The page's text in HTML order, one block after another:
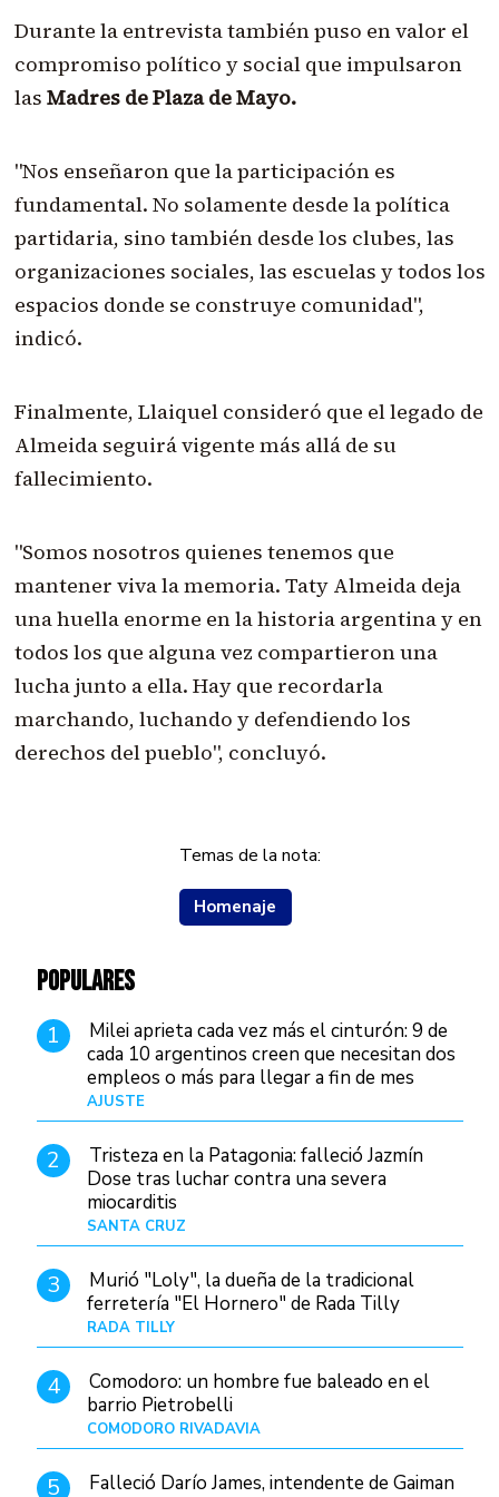
Durante la entrevista también puso en valor el
compromiso político y social que impulsaron
las Madres de Plaza de Mayo.
"Nos enseñaron que la participación es
fundamental. No solamente desde la política
partidaria, sino también desde los clubes, las
organizaciones sociales, las escuelas y todos los
espacios donde se construye comunidad",
indicó.
Finalmente, Llaiquel consideró que el legado de
Almeida seguirá vigente más allá de su
fallecimiento.
"Somos nosotros quienes tenemos que
mantener viva la memoria. Taty Almeida deja
una huella enorme en la historia argentina y en
todos los que alguna vez compartieron una
lucha junto a ella. Hay que recordarla
marchando, luchando y defendiendo los
derechos del pueblo", concluyó.
Temas de la nota:
Homenaje
POPULARES
1
Milei aprieta cada vez más el cinturón: 9 de
cada 10 argentinos creen que necesitan dos
empleos o más para llegar a fin de mes
AJUSTE
2
Tristeza en la Patagonia: falleció Jazmín
Dose tras luchar contra una severa
miocarditis
SANTA CRUZ
3
Murió "Loly", la dueña de la tradicional
ferretería "El Hornero" de Rada Tilly
RADA TILLY
4
Comodoro: un hombre fue baleado en el
barrio Pietrobelli
COMODORO RIVADAVIA
5 Falleció Darío James, intendente de Gaiman